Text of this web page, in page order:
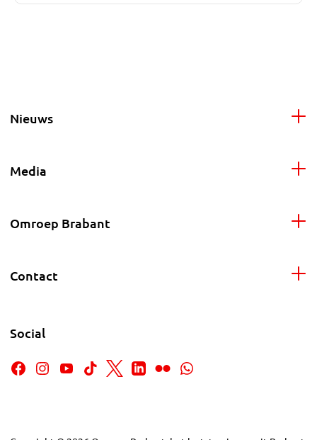
Nieuws
Media
Omroep Brabant
Contact
Social